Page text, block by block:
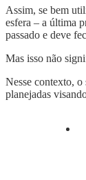
Assim, se bem
esfera – a última
passado e deve
Mas isso não
Nesse contexto, o
planejadas